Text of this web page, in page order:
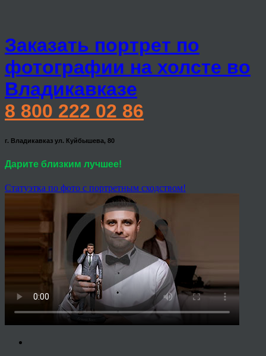
Заказать портрет по
фотографии на холсте во
Владикавказе
8 800 222 02 86
г. Владикавказ ул. Куйбышева, 80
Дарите близким лучшее!
Статуэтка по фото с портретным сходством!